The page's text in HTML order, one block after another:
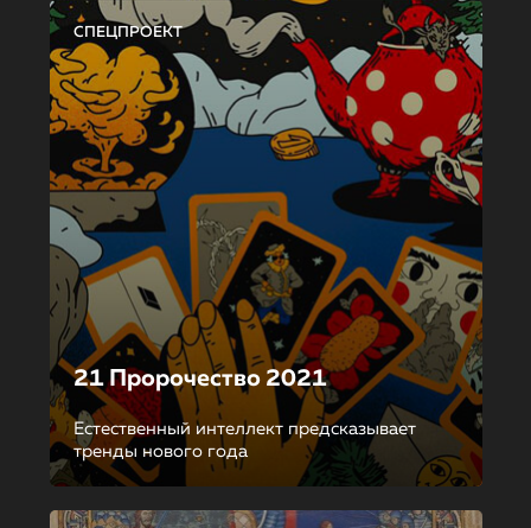
СПЕЦПРОЕКТ
21 Пророчество 2021
Естественный интеллект предсказывает
тренды нового года